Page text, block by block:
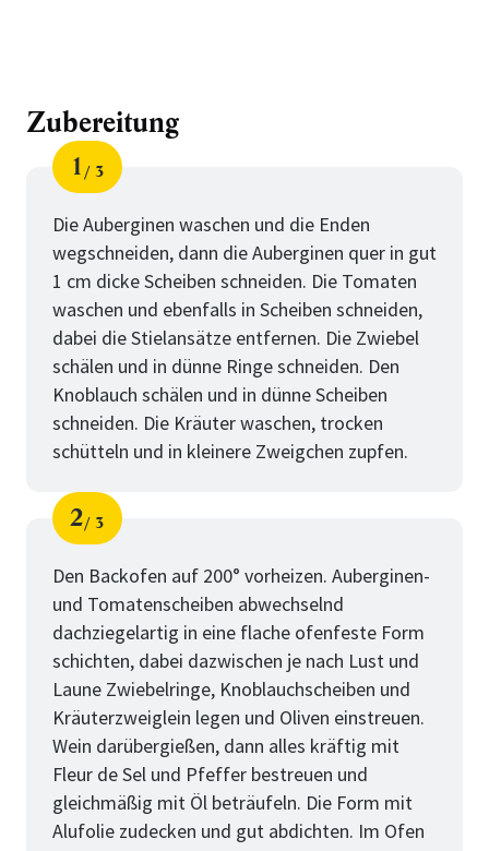
Zubereitung
Schritt
1
von
3
Die Auberginen waschen und die Enden
wegschneiden, dann die Auberginen quer in gut
1 cm dicke Scheiben schneiden. Die Tomaten
waschen und ebenfalls in Scheiben schneiden,
dabei die Stielansätze entfernen. Die Zwiebel
schälen und in dünne Ringe schneiden. Den
Knoblauch schälen und in dünne Scheiben
schneiden. Die Kräuter waschen, trocken
schütteln und in kleinere Zweigchen zupfen.
Schritt
2
von
3
Den Backofen auf 200° vorheizen. Auberginen-
und Tomatenscheiben abwechselnd
dachziegelartig in eine flache ofenfeste Form
schichten, dabei dazwischen je nach Lust und
Laune Zwiebelringe, Knoblauchscheiben und
Kräuterzweiglein legen und Oliven einstreuen.
Wein darübergießen, dann alles kräftig mit
Fleur de Sel und Pfeffer bestreuen und
gleichmäßig mit Öl beträufeln. Die Form mit
Alufolie zudecken und gut abdichten. Im Ofen